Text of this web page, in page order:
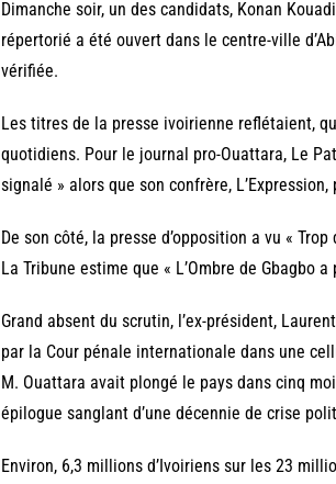
Dimanche soir, un des candidats, Konan
répertorié a été ouvert dans le centre-ville
vérifiée.
Les titres de la presse ivoirienne reflétaient,
quotidiens. Pour le journal pro-Ouattara, Le
signalé » alors que son confrère,
De son côté, la presse d’opposition a vu «
La Tribune estime que « L’Ombre de Gbagbo a
Grand absent du scrutin, l’ex-président,
par la Cour pénale internationale dans une
M. Ouattara avait plongé le pays dans cinq
épilogue sanglant d’une décennie de crise
Environ, 6,3 millions d’Ivoiriens sur les 23